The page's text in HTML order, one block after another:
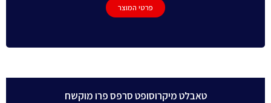
פרטי המוצר
טאבלט מיקרוסופט סרפס פרו מוקשח